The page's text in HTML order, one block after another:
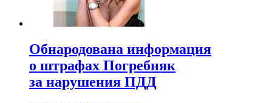
Обнародована информация
о штрафах Погребняк
за нарушения ПДД